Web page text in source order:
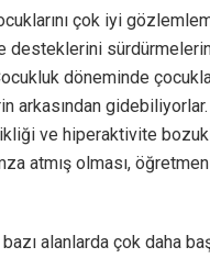
çok iyi
desteklerini
döneminde
arkasından
ve hiperaktivite
atmış olması,
bazı alanlarda çok daha